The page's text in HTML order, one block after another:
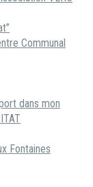
Communal
dans mon
Fontaines